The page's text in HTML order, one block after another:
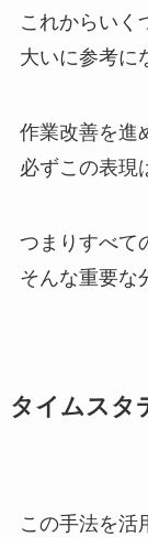
これからいく
大いに参考に
作業改善を進
必ずこの表現
つまりすべて
そんな重要な
タイムスタ
この手法を活